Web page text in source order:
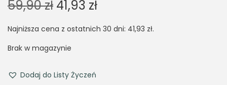
59,90zł O
i
g
n
41,93 złC
r
Najniższa cena z ostatnich 30 dni: 41,93 zł.
Brak w magazynie
Dodaj do Listy Życzeń